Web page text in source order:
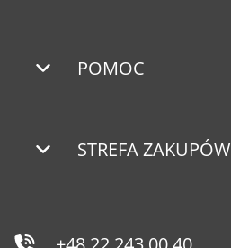
POMOC
STREFA ZAKUPÓW